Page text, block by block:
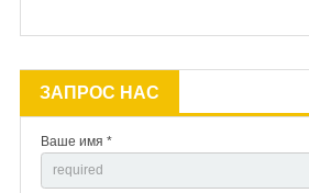
ЗАПРОС НАС
Ваше имя *